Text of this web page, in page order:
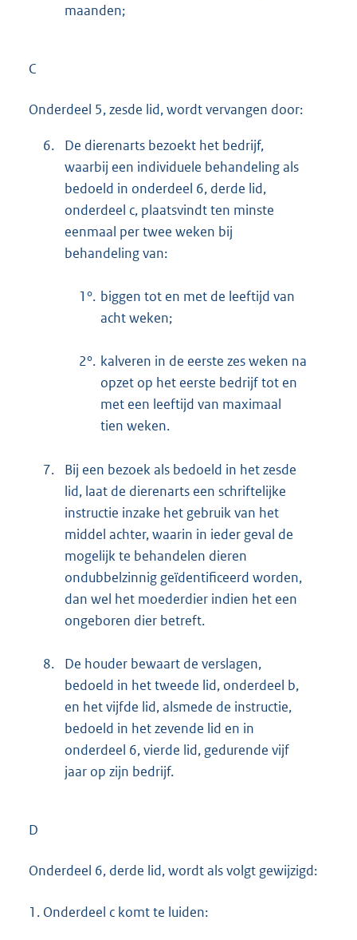
maanden;
C
Onderdeel 5, zesde lid, wordt vervangen door:
6.
De dierenarts bezoekt het bedrijf,
waarbij een individuele behandeling als
bedoeld in onderdeel 6, derde lid,
onderdeel c, plaatsvindt ten minste
eenmaal per twee weken bij
behandeling van:
1°. biggen tot en met de leeftijd van
acht weken;
2°. kalveren in de eerste zes weken na
opzet op het eerste bedrijf tot en
met een leeftijd van maximaal
tien weken.
7.
Bij een bezoek als bedoeld in het zesde
lid, laat de dierenarts een schriftelijke
instructie inzake het gebruik van het
middel achter, waarin in ieder geval de
mogelijk te behandelen dieren
ondubbelzinnig geïdentificeerd worden,
dan wel het moederdier indien het een
ongeboren dier betreft.
8.
De houder bewaart de verslagen,
bedoeld in het tweede lid, onderdeel b,
en het vijfde lid, alsmede de instructie,
bedoeld in het zevende lid en in
onderdeel 6, vierde lid, gedurende vijf
jaar op zijn bedrijf.
D
Onderdeel 6, derde lid, wordt als volgt gewijzigd:
1. Onderdeel c komt te luiden: